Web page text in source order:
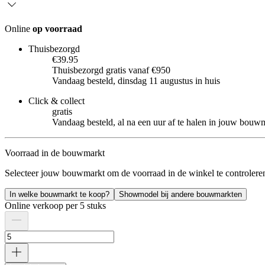
Online op voorraad
Thuisbezorgd
€39.95
Thuisbezorgd gratis vanaf €950
Vandaag besteld, dinsdag 11 augustus in huis
Click & collect
gratis
Vandaag besteld, al na een uur af te halen in jouw
Voorraad in de bouwmarkt
Selecteer jouw bouwmarkt om de voorraad in de winkel te
In welke bouwmarkt te koop? Showmodel bij andere bouwmarkten
Online verkoop per 5 stuks